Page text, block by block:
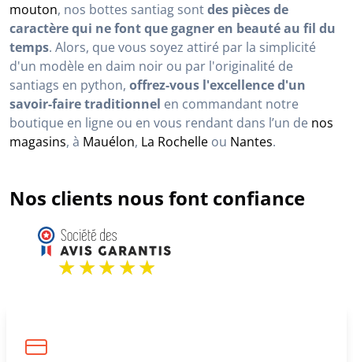
mouton, nos bottes santiag sontdes pièces de
caractère qui ne font que gagner en beauté au fil du
temps. Alors, que vous soyez attiré par la simplicité
d'un modèle en daim noir ou par l'originalité de
santiags en python, offrez-vous l'excellence d'un
savoir-faire traditionnel en commandant notre
boutique en ligne ou en vous rendant dans l’un de nos
magasins, à Mauélon, La Rochelle ou Nantes.
Nos clients nous font confiance